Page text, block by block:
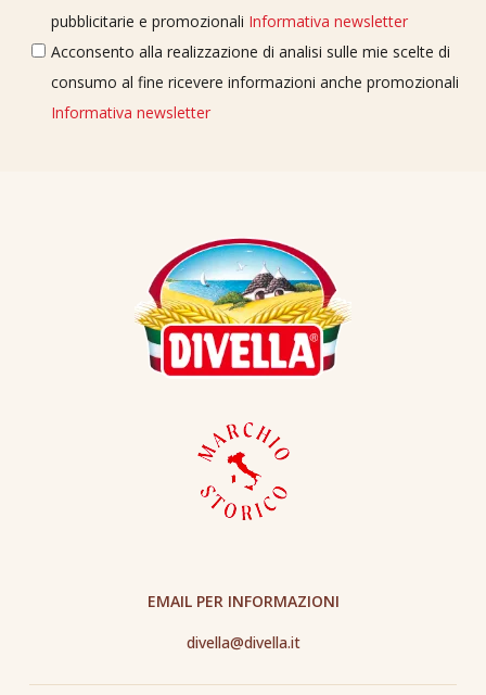
pubblicitarie e promozionali Informativa newsletter
Acconsento alla realizzazione di analisi sulle mie scelte di
consumo al fine ricevere informazioni anche promozionali
Informativa newsletter
EMAIL PER INFORMAZIONI
divella@divella.it